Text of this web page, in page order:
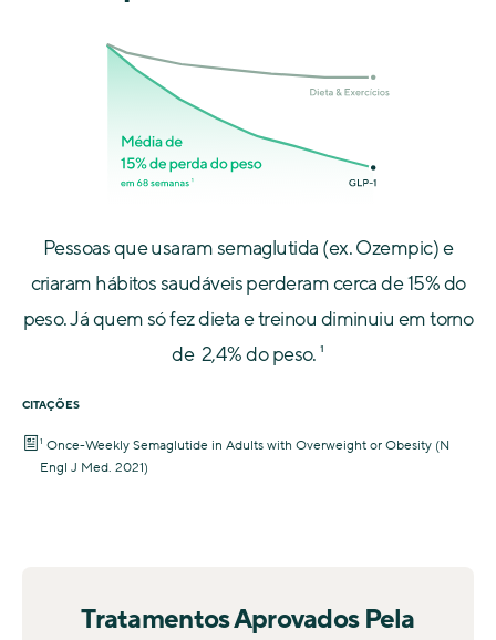
Pessoas que usaram semaglutida (ex. Ozempic) e
criaram hábitos saudáveis perderam cerca de 15% do
peso. Já quem só fez dieta e treinou diminuiu em torno
de 2,4% do peso. ¹
CITAÇÕES
¹ Once-Weekly Semaglutide in Adults with Overweight or Obesity (N
Engl J Med. 2021)
Tratamentos Aprovados Pela